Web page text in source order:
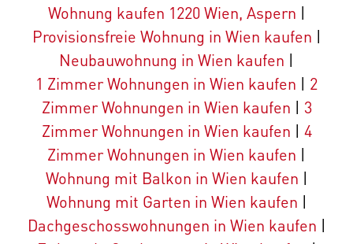
Wohnung kaufen 1220 Wien, Aspern |
Provisionsfreie Wohnung in Wien kaufen |
Neubauwohnung in Wien kaufen |
1 Zimmer Wohnungen in Wien kaufen | 2
Zimmer Wohnungen in Wien kaufen | 3
Zimmer Wohnungen in Wien kaufen | 4
Zimmer Wohnungen in Wien kaufen |
Wohnung mit Balkon in Wien kaufen |
Wohnung mit Garten in Wien kaufen |
Dachgeschosswohnungen in Wien kaufen |